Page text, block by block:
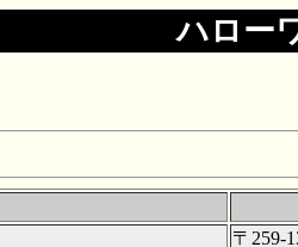
ハロー
〒259-